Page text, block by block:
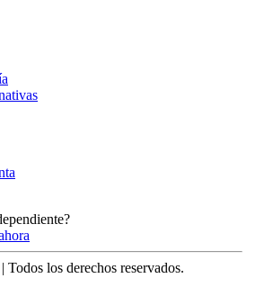
| Todos los derechos reservados.